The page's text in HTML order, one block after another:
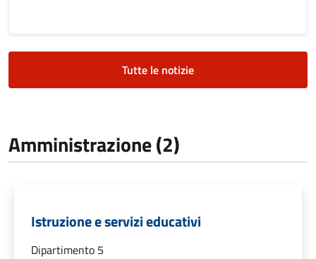
Tutte le notizie
Amministrazione (2)
Istruzione e servizi educativi
Dipartimento 5